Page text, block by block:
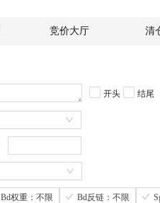
竞价大厅 清
开头 结尾
Bd权重：不限 Bd反链：不限